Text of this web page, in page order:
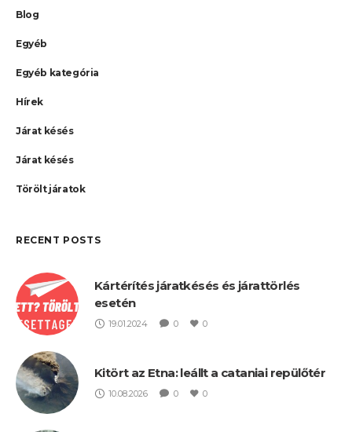
Blog
Egyéb
Egyéb kategória
Hírek
Járat késés
Járat késés
Törölt járatok
RECENT POSTS
Kártérítés járatkésés és járattörlés
esetén
19.01.2024 0 0
Kitört az Etna: leállt a cataniai repülőtér
10.08.2026 0 0